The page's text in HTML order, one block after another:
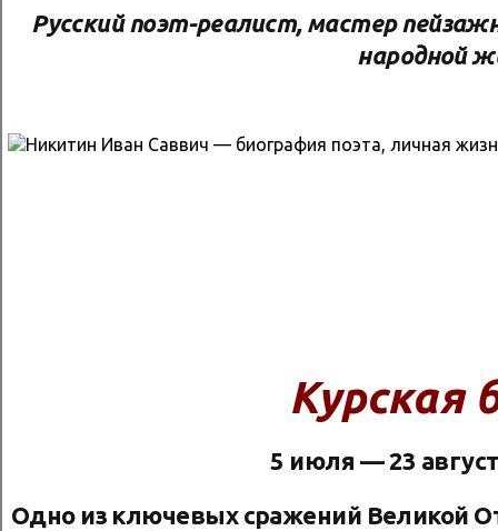
Русский поэт-реалист, мастер
народной
Курская
5 июля — 23
Одно из ключевых сражений Великой